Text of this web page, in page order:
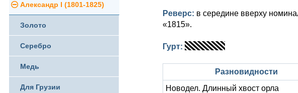
Германская оккупация
Для Финляндии
Памятные и донативные
Медь
Для Финляндии
Памятные и донативные
Серебро
Медь
Для Финляндии
Памятные и донативные
Платина, золото
Серебро
Медь
Для Грузии
Русско-Польские
Александр I (1801-1825)
Золото
Серебро
Медь
Для Грузии
Реверс: в середине вверху
«1815».
Гурт:
Разновидности
Новодел. Длинный хвост орла